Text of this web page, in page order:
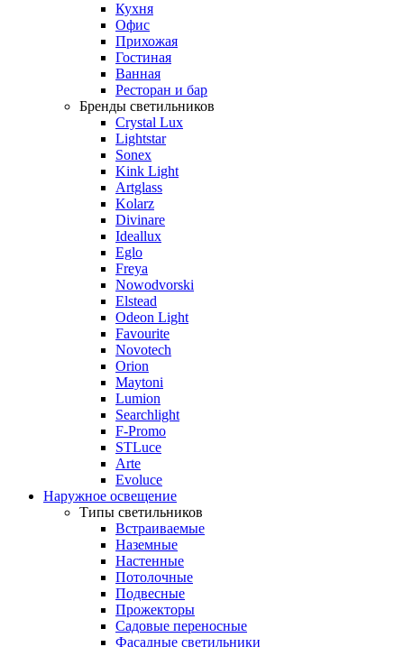
Кухня
Офис
Прихожая
Гостиная
Ванная
Ресторан и бар
Бренды светильников
Crystal Lux
Lightstar
Sonex
Kink Light
Artglass
Kolarz
Divinare
Ideallux
Eglo
Freya
Nowodvorski
Elstead
Odeon Light
Favourite
Novotech
Orion
Maytoni
Lumion
Searchlight
F-Promo
STLuce
Arte
Evoluce
Наружное освещение
Типы светильников
Встраиваемые
Наземные
Настенные
Потолочные
Подвесные
Прожекторы
Садовые переносные
Фасадные светильники